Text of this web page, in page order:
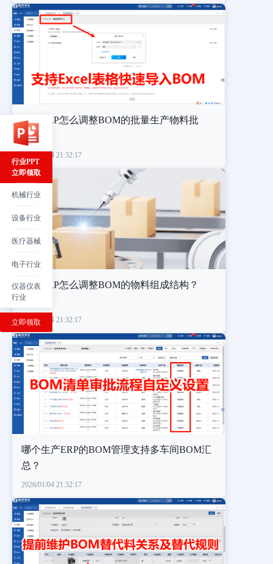
行业PPT
立即领取
机械行业
设备行业
医疗器械
电子行业
仪器仪表
行业
立即领取
生产ERP怎么调整BOM的批量生产物料批
次？
2026/01/04 21:32:17
生产ERP怎么调整BOM的物料组成结构？
2026/01/04 21:32:17
哪个生产ERP的BOM管理支持多车间BOM汇
总？
2026/01/04 21:32:17